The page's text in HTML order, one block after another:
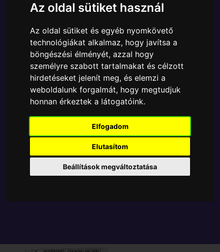
Az oldal sütiket használ
Az oldal sütiket és egyéb nyomkövető
technológiákat alkalmaz, hogy javítsa a
böngészési élményét, azzal hogy
személyre szabott tartalmakat és célzott
hirdetéseket jelenít meg, és elemzi a
weboldalunk forgalmát, hogy megtudjuk
honnan érkeztek a látogatóink.
Elfogadom
Elutasítom
Beállítások megváltoztatása
Ára:2990 Ft
A Funko POP - Harry Potter egyik népszerű terméke
a Funko POP - Harry Potter - Keychain Harry Potter
Harry kulcstartó figura, amely ablakos
csomagolásban azaz - POP In a Box - várja új
gazdáját.
A termék sajnos nem elérhető, nézd meg
MÁSOK MIT VESZNEK
Tetszik? Osszd meg másokkal!